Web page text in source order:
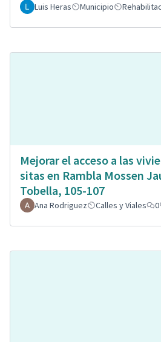
Luis Heras Municipio
Mejorar el acceso a las
sitas en Rambla Mossen
Tobella, 105-107
Ana Rodriguez Calles y Viales 0